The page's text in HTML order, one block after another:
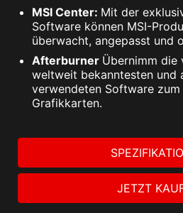
MSI Center: Mit der
Software können MSI-
überwacht, angepasst und
Afterburner Übernimm die
weltweit bekanntesten und
verwendeten Software
Grafikkarten.
JETZT